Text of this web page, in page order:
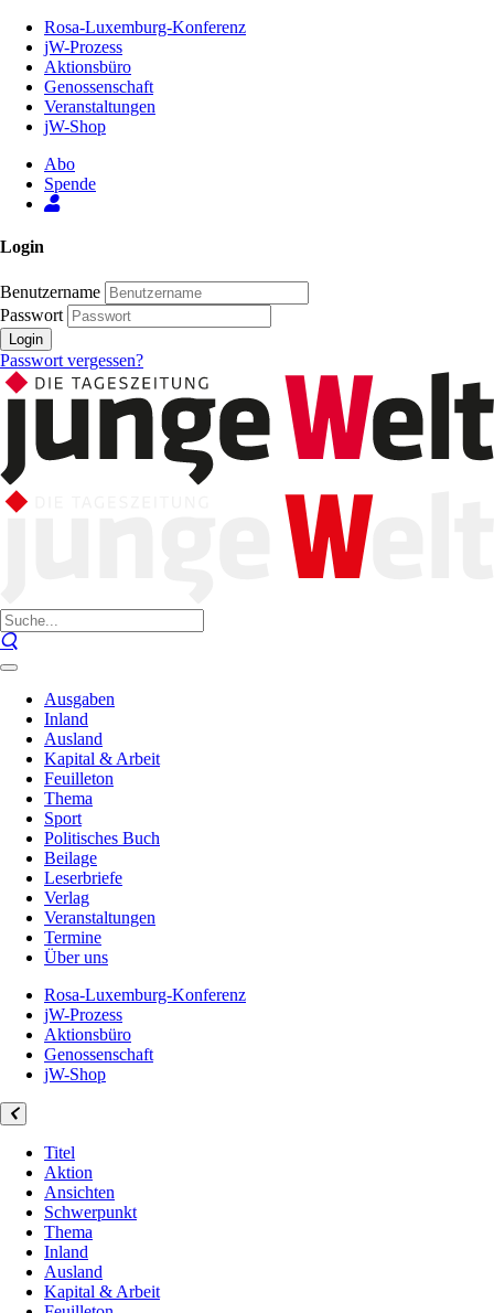
Inhalt
Seite
Rosa-Luxemburg-Konferenz
jW-Prozess
Aktionsbüro
Genossenschaft
Veranstaltungen
jW-Shop
Abo
Spende
Login
Benutzername
Passwort
Login
Passwort vergessen?
Ausgaben
Inland
Ausland
Kapital & Arbeit
Feuilleton
Thema
Sport
Politisches Buch
Beilage
Leserbriefe
Verlag
Veranstaltungen
Termine
Über uns
Rosa-Luxemburg-Konferenz
jW-Prozess
Aktionsbüro
Genossenschaft
jW-Shop
Titel
Aktion
Ansichten
Schwerpunkt
Thema
Inland
Ausland
Kapital & Arbeit